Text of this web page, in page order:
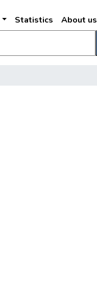
Statistics About us